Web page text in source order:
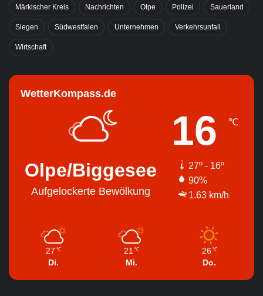
Märkischer Kreis Nachrichten Olpe Polizei Sauerland
Siegen Südwestfalen Unternehmen Verkehrsunfall
Wirtschaft
WetterKompass.de
Olpe/Biggesee
Aufgelockerte Bewölkung
16 ℃
27º - 16º
90%
1.63 km/h
27 ℃
Di.
21 ℃
Mi.
26 ℃
Do.